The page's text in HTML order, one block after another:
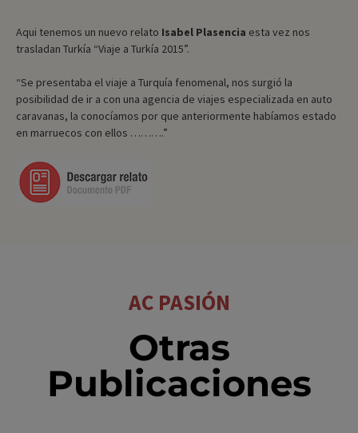
Aqui tenemos un nuevo relato Isabel Plasencia esta vez nos
trasladan Turkía “Viaje a Turkía 2015”.
“Se presentaba el viaje a Turquía fenomenal, nos surgió la
posibilidad de ir a con una agencia de viajes especializada en auto
caravanas, la conocíamos por que anteriormente habíamos estado
en marruecos con ellos ……….”
AC PASIÓN
Otras
Publicaciones